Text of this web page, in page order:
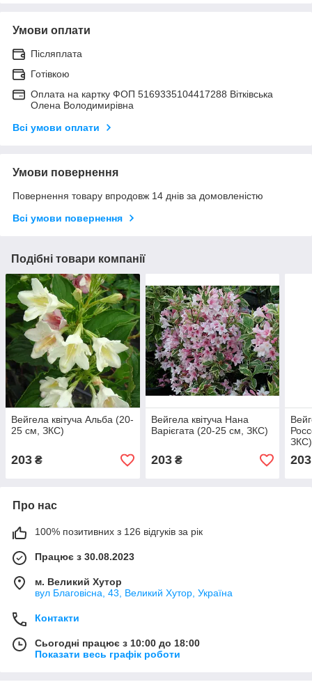
Умови оплати
Післяплата
Готівкою
Оплата на картку ФОП 5169335104417288 Вітківська
Олена Володимирівна
Всі умови оплати
Умови повернення
Повернення товару впродовж 14 днів за домовленістю
Всі умови повернення
Подібні товари компанії
Вейгела квітуча Альба (20-
25 см, ЗКС)
203 ₴
Вейгела квітуча Нана
Варієгата (20-25 см, ЗКС)
203₴
ЗКС)
203
Про нас
100% позитивних з 126 відгуків за рік
Працює з 30.08.2023
м. Великий Хутор
вул Благовісна, 43, Великий Хутор, Україна
Контакти
Сьогодні працює з 10:00 до 18:00
Показати весь графік роботи